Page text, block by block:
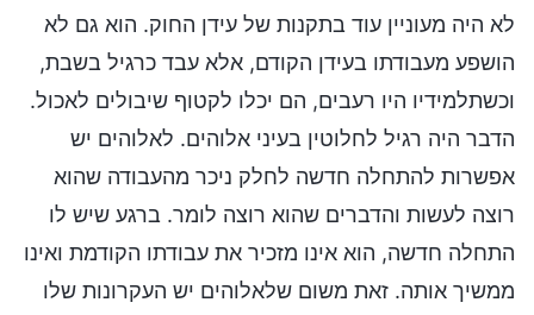
לא היה מעוניין עוד בתקנות של עידן החוק. הוא גם לא
הושפע מעבודתו בעידן הקודם, אלא עבד כרגיל בשבת,
וכשתלמידיו היו רעבים, הם יכלו לקטוף שיבולים לאכול.
הדבר היה רגיל לחלוטין בעיני אלוהים. לאלוהים יש
אפשרות להתחלה חדשה לחלק ניכר מהעבודה שהוא
רוצה לעשות והדברים שהוא רוצה לומר. ברגע שיש לו
התחלה חדשה, הוא אינו מזכיר את עבודתו הקודמת ואינו
ממשיך אותה. זאת משום שלאלוהים יש העקרונות שלו